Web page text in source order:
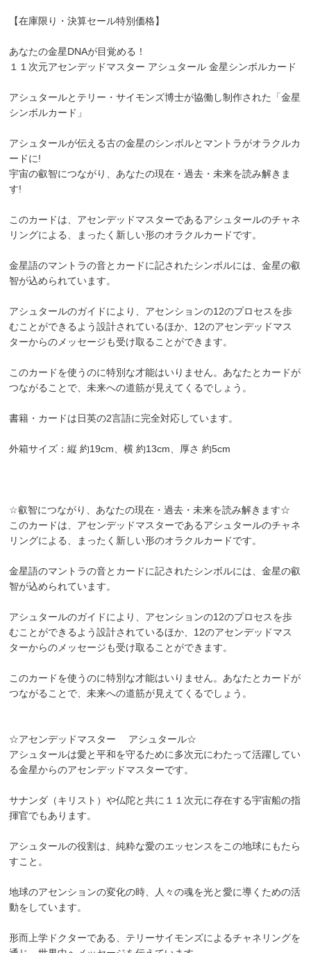
【在庫限り・決算セール特別価格】
あなたの金星DNAが目覚める！
１１次元アセンデッドマスター アシュタール 金星シンボルカード
アシュタールとテリー・サイモンズ博士が協働し制作された「金星
シンボルカード」
アシュタールが伝える古の金星のシンボルとマントラがオラクルカ
ードに!
宇宙の叡智につながり、あなたの現在・過去・未来を読み解きま
す!
このカードは、アセンデッドマスターであるアシュタールのチャネ
リングによる、まったく新しい形のオラクルカードです。
金星語のマントラの音とカードに記されたシンボルには、金星の叡
智が込められています。
アシュタールのガイドにより、アセンションの12のプロセスを歩
むことができるよう設計されているほか、12のアセンデッドマス
ターからのメッセージも受け取ることができます。
このカードを使うのに特別な才能はいりません。あなたとカードが
つながることで、未来への道筋が見えてくるでしょう。
書籍・カードは日英の2言語に完全対応しています。
外箱サイズ：縦 約19cm、横 約13cm、厚さ 約5cm
☆叡智につながり、あなたの現在・過去・未来を読み解きます☆
このカードは、アセンデッドマスターであるアシュタールのチャネ
リングによる、まったく新しい形のオラクルカードです。
金星語のマントラの音とカードに記されたシンボルには、金星の叡
智が込められています。
アシュタールのガイドにより、アセンションの12のプロセスを歩
むことができるよう設計されているほか、12のアセンデッドマス
ターからのメッセージも受け取ることができます。
このカードを使うのに特別な才能はいりません。あなたとカードが
つながることで、未来への道筋が見えてくるでしょう。
☆アセンデッドマスター アシュタール☆
アシュタールは愛と平和を守るために多次元にわたって活躍してい
る金星からのアセンデッドマスターです。
サナンダ（キリスト）や仏陀と共に１１次元に存在する宇宙船の指
揮官でもあります。
アシュタールの役割は、純粋な愛のエッセンスをこの地球にもたら
すこと。
地球のアセンションの変化の時、人々の魂を光と愛に導くための活
動をしています。
形而上学ドクターである、テリーサイモンズによるチャネリングを